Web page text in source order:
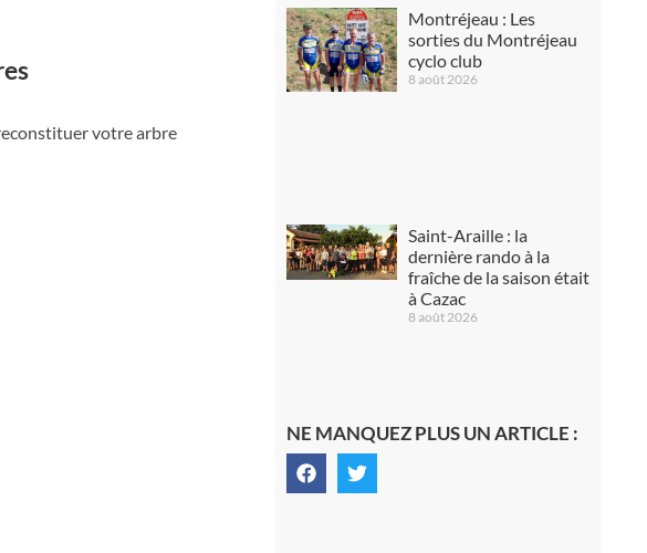
votre arbre
Montréjeau : Les
sorties du Montréjeau
cyclo club
8 août 2026
Saint-Araille : la
dernière rando à la
fraîche de la saison était
à Cazac
8 août 2026
NE MANQUEZ PLUS UN ARTICLE :